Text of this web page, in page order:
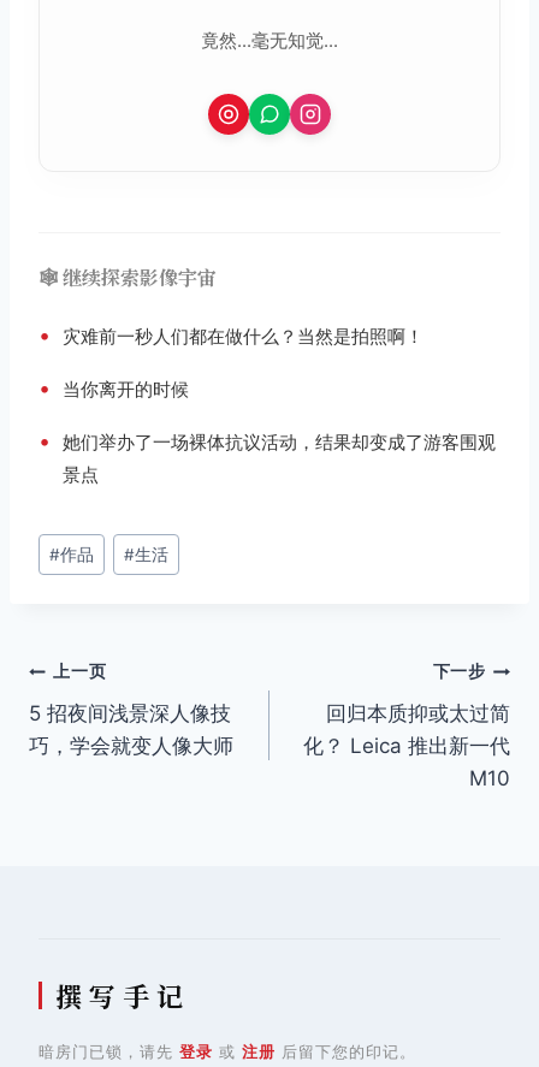
竟然...毫无知觉...
🕸️ 继续探索影像宇宙
• 灾难前一秒人们都在做什么？当然是拍照啊！
• 当你离开的时候
•
她们举办了一场裸体抗议活动，结果却变成了游客围观
景点
文
章
#作品 #生活
文
章
上一页
5 招夜间浅景深人像技
巧，学会就变人像大师
下一步
回归本质抑或太过简
化？ Leica 推出新一代
M10
撰 写 手 记
暗房门已锁，请先 登录 或 注册 后留下您的印记。